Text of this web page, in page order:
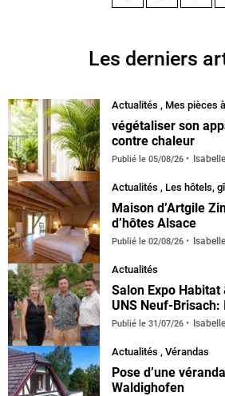
Les derniers
Actualités , Mes pièces
végétaliser son
contre chaleur
Publié le 05/08/26 Isabelle
Actualités , Les hôtels,
Maison d’Artgile
d’hôtes Alsace
Publié le 02/08/26 Isabelle
Actualités
Salon Expo Habitat
UNS Neuf-Brisach:
Publié le 31/07/26 Isabelle
default
Actualités , Vérandas
Pose d’une
Waldighofen